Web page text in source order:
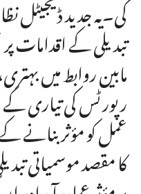
کی۔یہ جدید ڈیجیٹل
تبدیلی کے اقدامات
مابین روابط میں
رپورٹس کی تیاری
عمل کو مؤثر بنانے
کا مقصد موسمیاتی